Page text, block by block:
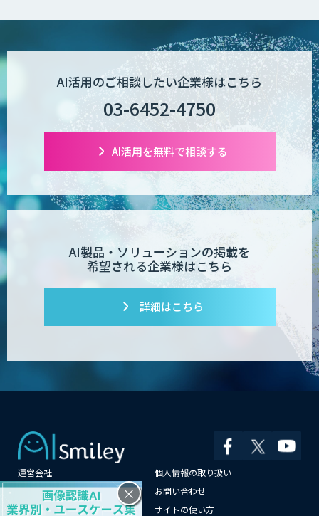
生成AI環境構築サービス
生成AI×業務改善研修 ベーシックプラン
【特許調査特化】生成AI構築サービス
対話型AI×データ分析で顧客接点を革新
する
SAMURAI YOSHINA
ibisScribe（アイビススクライブ）
AI活用のご相談したい企業様はこちら
03-6452-4750
AI活用を無料で相談する
AI製品・ソリューションの掲載を
希望される企業様はこちら
詳細はこちら
運営会社
個人情報の取り扱い
よくある質問
お問い合わせ
メールマガジン登録
サイトの使い方
×